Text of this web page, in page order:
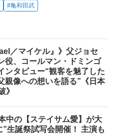
#亀和田武
／マイケル』》父ジョセ
役、コールマン・ドミンゴ
ンタビュー“観客を魅了した
親像への想いを語る”《日本
》
中の【ステイサム愛】が大
”生誕祭試写会開催！ 主演も